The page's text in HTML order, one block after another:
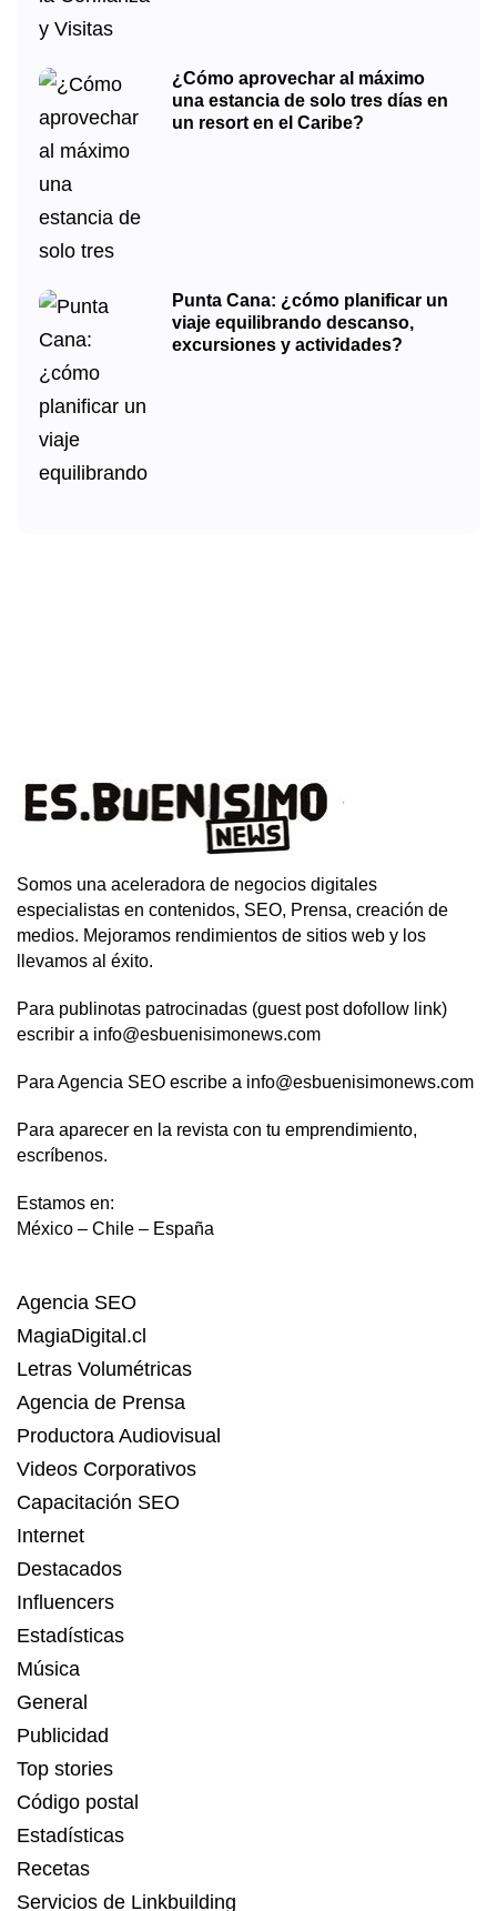
¿Cómo aprovechar al máximo
una estancia de solo tres días en
un resort en el Caribe?
Punta Cana: ¿cómo planificar un
viaje equilibrando descanso,
excursiones y actividades?
Somos una aceleradora de negocios digitales
especialistas en contenidos, SEO, Prensa, creación de
medios. Mejoramos rendimientos de sitios web y los
llevamos al éxito.
Para publinotas patrocinadas (guest post dofollow link)
escribir a info@esbuenisimonews.com
Para Agencia SEO escribe a info@esbuenisimonews.com
Para aparecer en la revista con tu emprendimiento,
escríbenos.
Estamos en:
México – Chile – España
Agencia SEO
MagiaDigital.cl
Letras Volumétricas
Agencia de Prensa
Productora Audiovisual
Videos Corporativos
Capacitación SEO
Internet
Destacados
Influencers
Estadísticas
Música
General
Publicidad
Top stories
Código postal
Estadísticas
Recetas
Servicios de Linkbuilding